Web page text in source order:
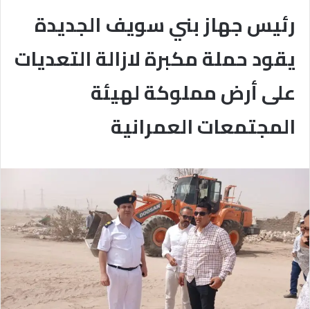
رئيس جهاز بني سويف الجديدة
يقود حملة مكبرة لازالة التعديات
على أرض مملوكة لهيئة
المجتمعات العمرانية